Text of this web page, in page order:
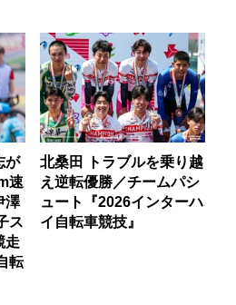
が
速
澤
ス
走
転
北桑田 トラブルを乗り越
え逆転優勝／チームパシ
ュート『2026インターハ
イ自転車競技』